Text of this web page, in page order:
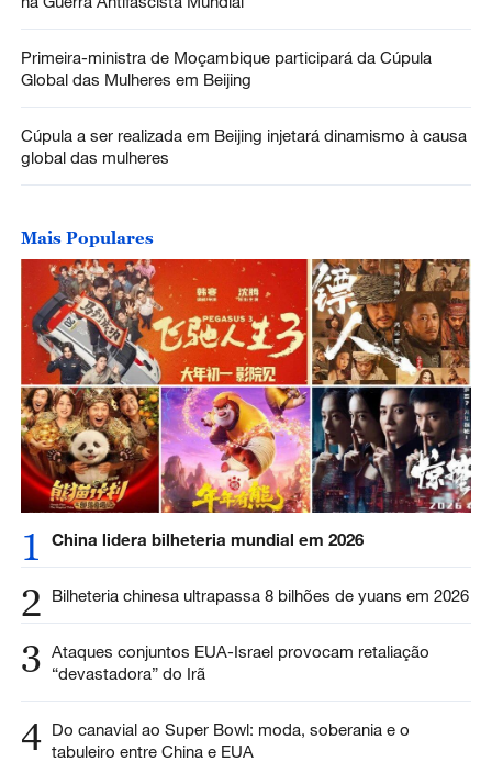
Primeira-ministra de Moçambique participará da Cúpula
Global das Mulheres em Beijing
Cúpula a ser realizada em Beijing injetará dinamismo à causa
global das mulheres
Mais Populares
1 China lidera bilheteria mundial em 2026
2 Bilheteria chinesa ultrapassa 8 bilhões de yuans em 2026
3 Ataques conjuntos EUA-Israel provocam retaliação
“devastadora” do Irã
4 Do canavial ao Super Bowl: moda, soberania e o
tabuleiro entre China e EUA